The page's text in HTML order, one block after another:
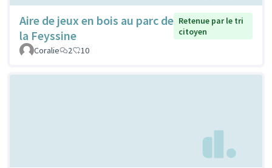
Aire de jeux en bois au parc de
la Feyssine
Retenue par le tri
citoyen
Coralie
2 10